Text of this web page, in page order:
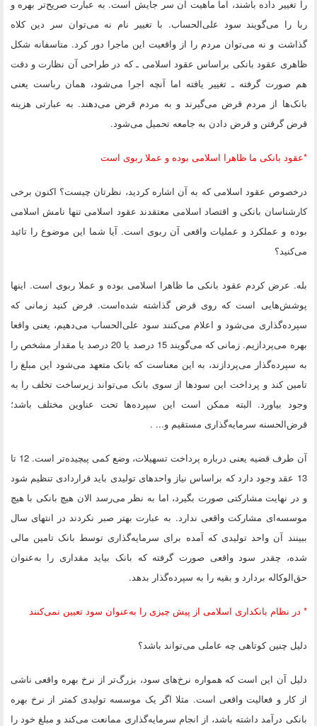
را تغییر داده باشند، اما ماهیت آن سر جایش است. به عبارت صریح‌تر بهره و
ربا را می‌گویند سود علی‌الحساب. با تغییر نام نه می‌توان سر دین کلاه
گذاشت و نه می‌توان مردم را از واقعیت این ماجرا دور کرد. متاسفانه شکل
ظاهری عقود بانکی براساس عقود اسلامی ـ که در طراحی آن نظارت و دقت
هم صورت گرفته ـ تغییر یافته اما آنچه اجرا می‌شود، همان رباست یعنی
بانک‌ها از مردم قرض می‌گیرند و به مردم قرض می‌دهند. به عبارتی هزینه
قرض گرفتن و قرض دادن به جامعه تحمیل می‌شود.
*عقود بانکی ما ظاهرا اسلامی بوده و عملا ربوی است
درخصوص عقود اسلامی که به آن اشاره کردید، نظرتان چیست؟ اکنون برخی
کارشناسان بانکی و اقتصاد اسلامی معتقدند عقود اسلامی تنها نامش اسلامی
بوده و عملکرد و عملیات واقعی آن ربوی است. آیا شما این موضوع را تائید
می‌کنید؟
بله. عرض کردم عقود بانکی ما ظاهرا اسلامی بوده و عملا ربوی است. اینها
پوشش‌‌هایی است که روی قرض گذاشته شده‌است. فرض کنید زمانی که
سپرده‌گذاری می‌شود و اعلام می‌کنند سود علی‌الحساب می‌دهیم، یعنی واقعا
بهره می‌پردازیم. زمانی که می‌گویند 15 درصد یا 20 درصد یا مقدار مشخص را
به سپرده‌گذار می‌پردازند، به این معناست که بانک متعهد می‌شود این مبلغ را
تامین کند و پرداخت این سودها از سوی بانک می‌تواند زیرساخت تخلف را به‌
وجود بیاورد. البته ممکن است این سپرده‌ها تحت عناوین مختلف باشد؛
قرض‌الحسنه سرمایه‌گذاری مستقیم و... .
آن طرف قضیه یعنی درباره پرداخت تسهیلات، وضع کمی پیچیده‌تر است. 12 تا
13 عقد وجود دارد که براساس نیاز واحدهای تولیدی باید قراردادی تنظیم شود
و در نهایت مشارکتی صورت بگیرد، اما به نظر می‌رسد الان هیچ بانکی با هیچ
موسسه‌ای مشارکت واقعی ندارد. به عبارت بهتر صبر نکردند در انتهای سال
ببینند آن واحد تولیدی که آمده برای سرمایه‌گذاری توسط بانک تامین مالی
شده، چقدر سود واقعی صورت گرفته که بانک بیاید مقداری را به‌عنوان
حق‌الوکاله بردارد و بقیه را به سپرده‌گذار بدهد.
* در نظام بانکداری اسلامی از پیش چیزی را به‌عنوان سود تعیین نمی‌کنند
دلیل چنین کوتاهی‌ چه عاملی می‌تواند باشد؟
دلیل آن این است که همواره نرخ‌های سود، بزرگ‌تر از نرخ بهره واقعی ناشی
از کار و فعالیت واقعی است. مثلا اگر یک موسسه تولیدی کمتر از نرخ بهره
بانکی درآمد داشته باشد، از انجام سرمایه‌گذاری ممانعت می‌کند و مبلغ خود را